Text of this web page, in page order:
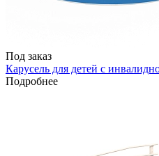
Под заказ
Карусель для детей с
Подробнее